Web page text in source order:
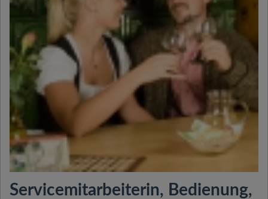
Servicemitarbeiterin, Bedienung,